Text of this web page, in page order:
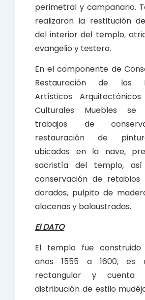
perimetral y campanario.
realizaron la restitución
del interior del templo,
evangelio y testero.
En el componente de
Restauración de los
Artísticos
Culturales Muebles se
trabajos de
restauración de
ubicados en la nave,
sacristía del templo,
conservación de retablos
dorados, pulpito de
alacenas y balaustradas.
El DATO
El templo fue
años 1555 a 1600, es
rectangular y cuenta
distribución de estilo